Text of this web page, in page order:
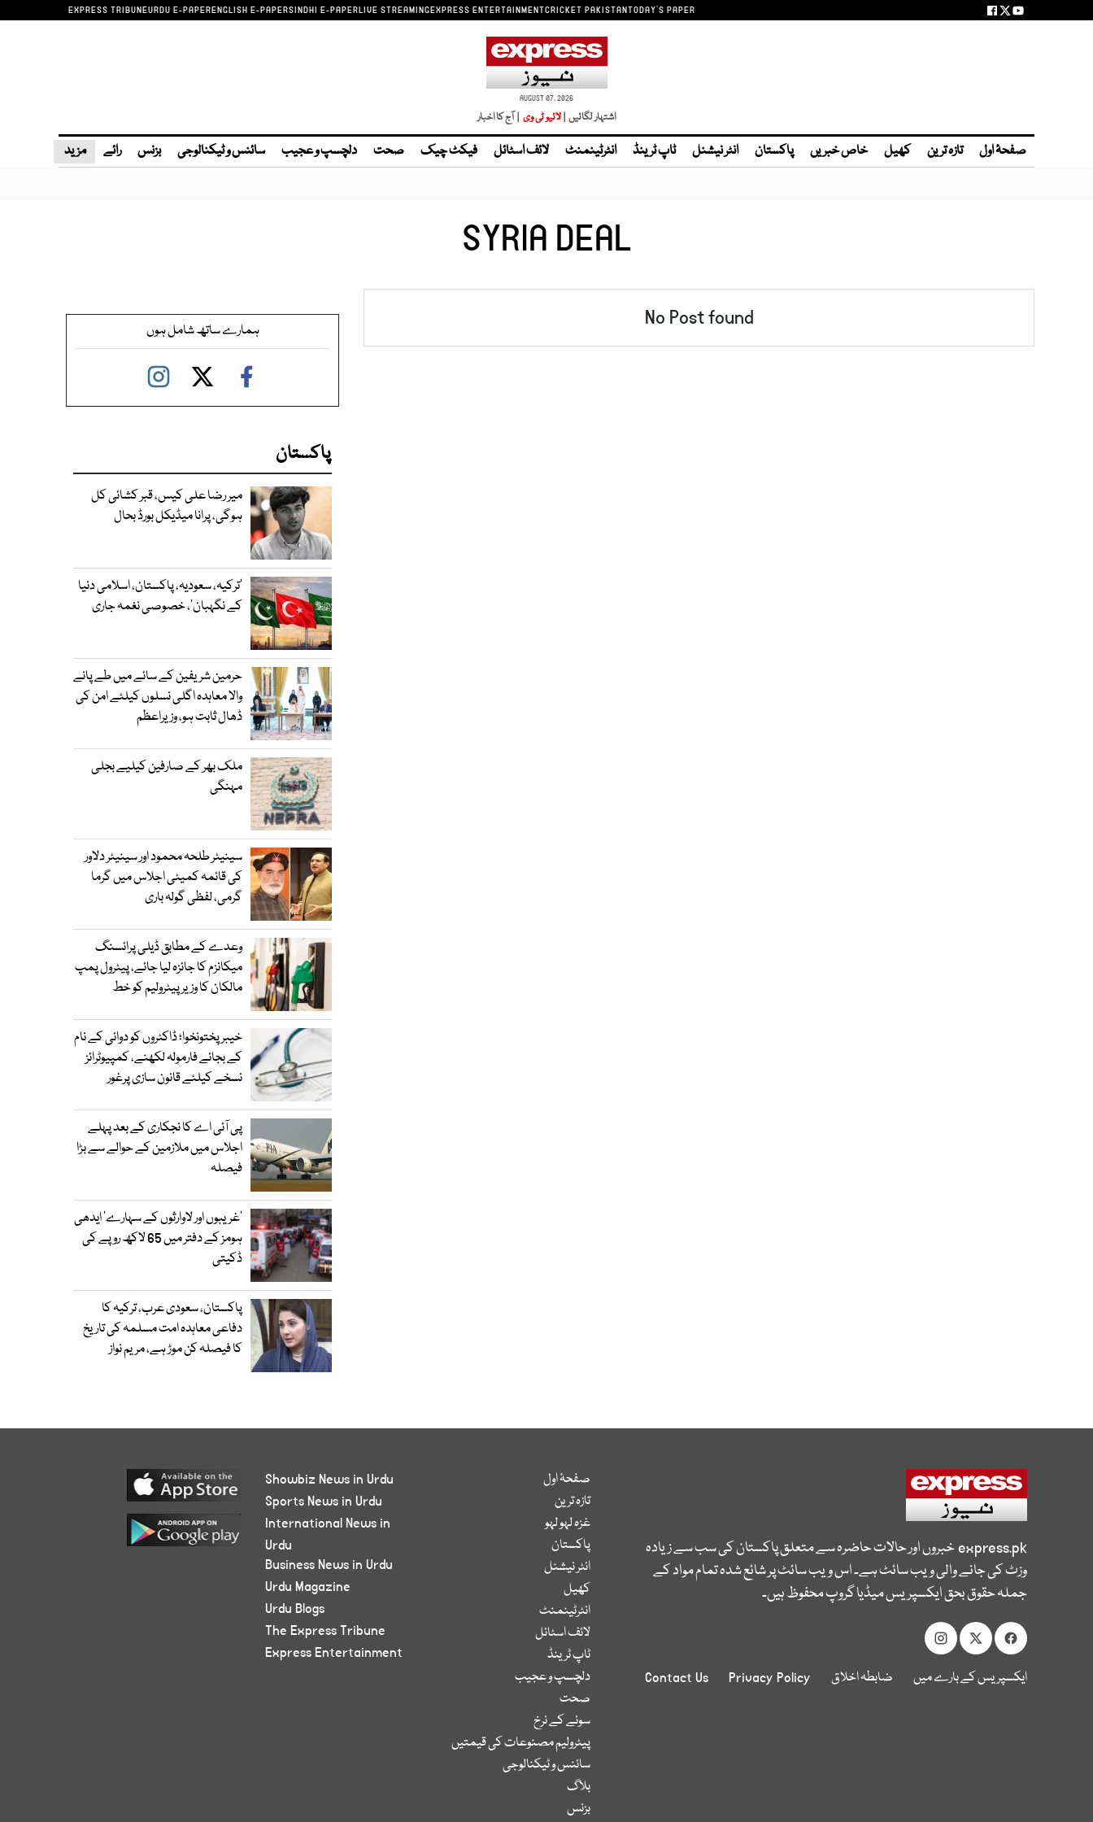
EXPRESS TRIBUNEURDU E-PAPERENGLISH E-PAPERSINDHI E-PAPERLIVE STREAMINGEXPRESS ENTERTAINMENTCRICKET PAKISTANTODAY'S PAPER
AUGUST 07, 2026
اشتہار لگائیں | | آج کا اخبار
صفحۂ اول تازہ ترین کھیل خاص خبریں پاکستان انٹر نیشنل ٹاپ ٹرینڈ انٹرٹینمنٹ لائف اسٹائل فیکٹ چیک صحت دلچسپ و عجیب سائنس و ٹیکنالوجی بزنس رائے مزید
SYRIA DEAL
No Post found ہمارے ساتھ شامل ہوں
پاکستان
میر رضا علی کیس، قبر کشائی کل
ہوگی، پرانا میڈیکل بورڈ بحال
‘ترکیہ، سعودیہ، پاکستان، اسلامی دنیا
کے نگہبان’، خصوصی نغمہ جاری
حرمین شریفین کے سائے میں طے پانے
والا معاہدہ اگلی نسلوں کیلئے امن کی
ڈھال ثابت ہو، وزیراعظم
ملک بھر کے صارفین کیلیے بجلی
مہنگی
سینیٹر طلحہ محمود اور سینیٹر دلاور
کی قائمہ کمیٹی اجلاس میں گرما
گرمی، لفظی گولہ باری
وعدے کے مطابق ڈیلی پرائسنگ
میکانزم کا جائزہ لیا جائے، پیٹرول پمپ
مالکان کا وزیرپیٹرولیم کو خط
خیبرپختونخوا؛ ڈاکٹروں کو دوائی کے نام
کے بجائے فارمولہ لکھنے، کمپیوٹرائز
نسخے کیلئے قانون سازی پرغور
پی آئی اے کا نجکاری کے بعد پہلے
اجلاس میں ملازمین کے حوالے سے بڑا
فیصلہ
’غریبوں اور لاوارثوں کے سہارے‘ ایدھی
ہومز کے دفتر میں 65 لاکھ روپے کی
ڈکیتی
پاکستان، سعودی عرب، ترکیہ کا
دفاعی معاہدہ امت مسلمہ کی تاریخ
کا فیصلہ کن موڑ ہے، مریم نواز
express.pkخبروں اور حالات حاضرہ سے متعلق پاکستان کی سب سے زیادہ
وزٹ کی جانے والی ویب سائٹ ہے۔ اس ویب سائٹ پر شائع شدہ تمام مواد کے
جملہ حقوق بحق ایکسپریس میڈیا گروپ محفوظ ہیں۔
ایکسپریس کے بارے میں ضابطہ اخلاق Privacy Policy
Contact Us
صفحۂ اول
تازہ ترین
غزہ لہو لہو
پاکستان
انٹر نیشنل
کھیل
انٹرٹینمنٹ
لائف اسٹائل
ٹاپ ٹرینڈ
دلچسپ و عجیب
صحت
سونے کے نرخ
پیٹرولیم مصنوعات کی قیمتیں
سائنس و ٹیکنالوجی
بلاگ
بزنس
Showbiz News in Urdu
Sports News in Urdu
International News in
Urdu
Business News in Urdu
Urdu Magazine
Urdu Blogs
The Express Tribune
Express Entertainment